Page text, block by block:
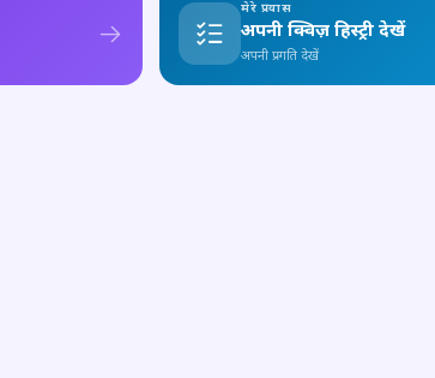
मेरे प्रयास
अपनी क्विज़ हिस्ट्री देखें
अपनी प्रगति देखें